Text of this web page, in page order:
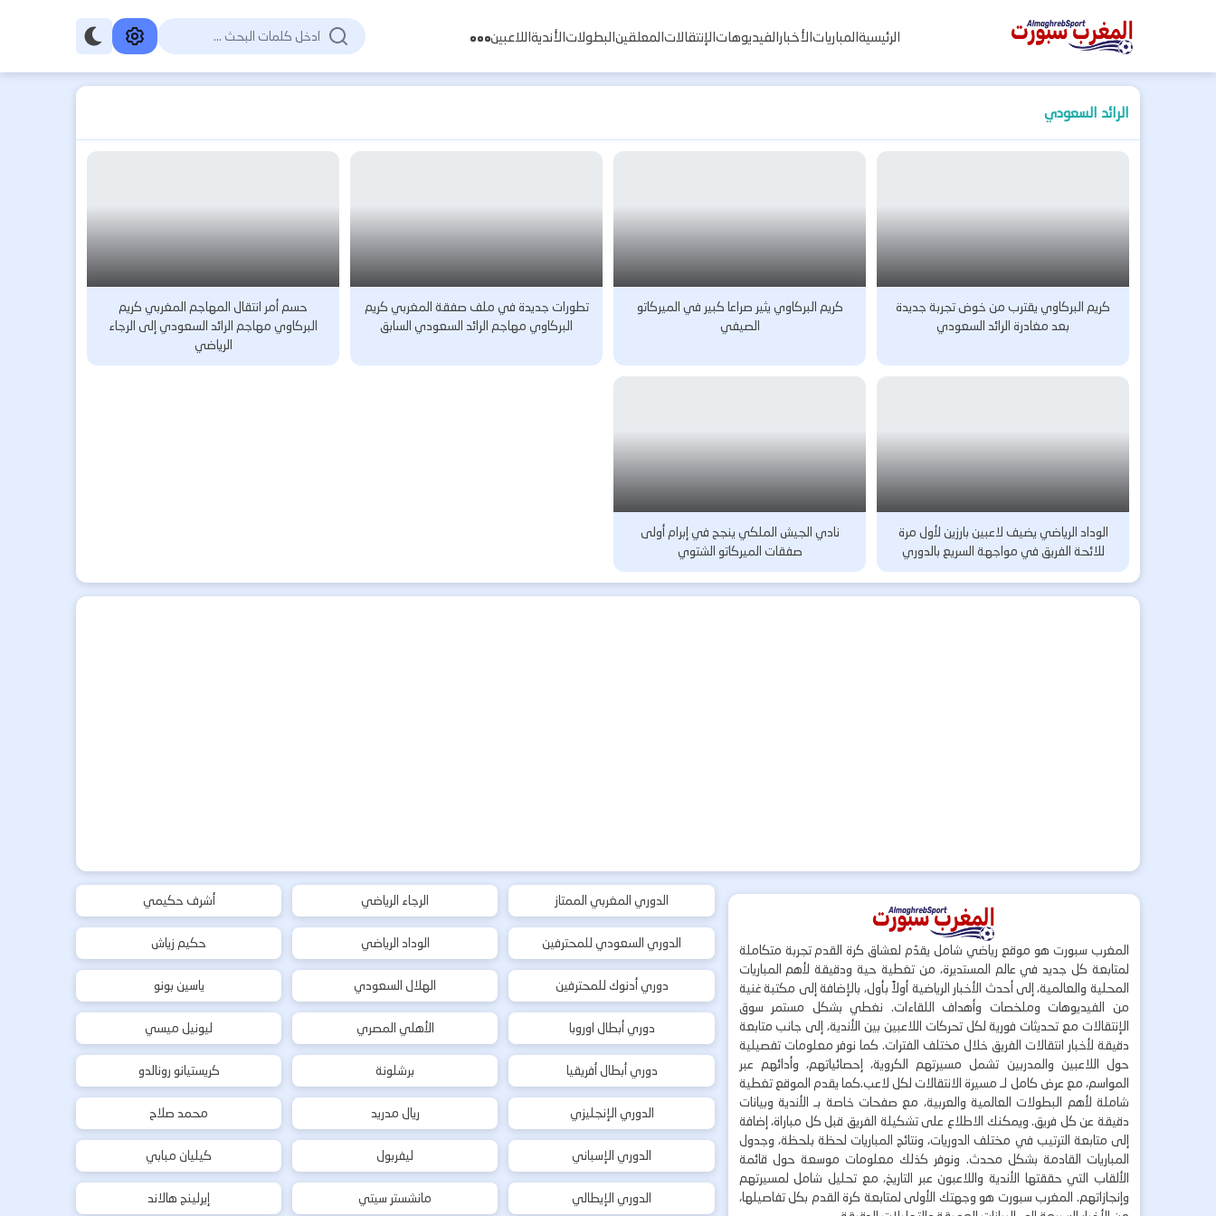
المغرب
الرئيسيةالمبارياتالأخبارالفيديوهاتالإنتقالاتالمعلقينالبطولاتالأنديةاللاعبين
الرائد السعودي
كريم البركاوي يقترب من خوض تجربة جديدة
بعد مغادرة الرائد السعودي
كريم البركاوي يثير صراعا كبير في الميركاتو
الصيفي
تطورات جديدة في ملف صفقة المغربي كريم
البركاوي مهاجم الرائد السعودي السابق
حسم أمر انتقال المهاجم المغربي كريم
البركاوي مهاجم الرائد السعودي إلى الرجاء
الرياضي
الوداد الرياضي يضيف لاعبين بارزين لأول مرة
للائحة الفريق في مواجهة السريع بالدوري
نادي الجيش الملكي ينجح في إبرام أولى
صفقات الميركاتو الشتوي
المغرب سبورت هو موقع رياضي شامل يقدّم لعشاق كرة القدم تجربة متكاملة
لمتابعة كل جديد في عالم المستديرة، من تغطية حية ودقيقة لأهم المباريات
المحلية والعالمية، إلى أحدث الأخبار الرياضية أولاً بأول، بالإضافة إلى مكتبة غنية
من الفيديوهات وملخصات وأهداف اللقاءات. نغطي بشكل مستمر سوق
الإنتقالات مع تحديثات فورية لكل تحركات اللاعبين بين الأندية، إلى جانب متابعة
دقيقة لأخبار انتقالات الفريق خلال مختلف الفترات. كما نوفر معلومات تفصيلية
حول اللاعبين والمدربين تشمل مسيرتهم الكروية، إحصائياتهم، وأدائهم عبر
المواسم، مع عرض كامل لـ مسيرة الانتقالات لكل لاعب.كما يقدم الموقع تغطية
شاملة لأهم البطولات العالمية والعربية، مع صفحات خاصة بـ الأندية وبيانات
دقيقة عن كل فريق. ويمكنك الاطلاع على تشكيلة الفريق قبل كل مباراة، إضافة
إلى متابعة الترتيب في مختلف الدوريات، ونتائج المباريات لحظة بلحظة، وجدول
المباريات القادمة بشكل محدث. ونوفر كذلك معلومات موسعة حول قائمة
الألقاب التي حققتها الأندية واللاعبون عبر التاريخ، مع تحليل شامل لمسيرتهم
وإنجازاتهم. المغرب سبورت هو وجهتك الأولى لمتابعة كرة القدم بكل تفاصيلها،
الدوري المغربي الممتاز
الدوري السعودي للمحترفين
دوري أدنوك للمحترفين
دوري أبطال اوروبا
دوري أبطال أفريقيا
الدوري الإنجليزي
الدوري الإسباني
الدوري الإيطالي
الرجاء الرياضي
الوداد الرياضي
الهلال السعودي
الأهلي المصري
برشلونة
ريال مدريد
ليفربول
مانشستر سيتي
أشرف حكيمي
حكيم زياش
ياسين بونو
ليونيل ميسي
كريستيانو رونالدو
محمد صلاح
كيليان مبابي
إيرلينج هالاند